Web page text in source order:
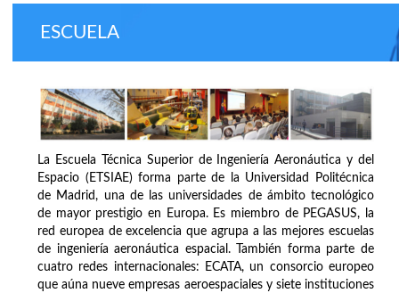
ESCUELA
La Escuela Técnica Superior de Ingeniería Aeronáutica y del
Espacio (ETSIAE) forma parte de la Universidad Politécnica
de Madrid, una de las universidades de ámbito tecnológico
de mayor prestigio en Europa. Es miembro de PEGASUS, la
red europea de excelencia que agrupa a las mejores escuelas
de ingeniería aeronáutica espacial. También forma parte de
cuatro redes internacionales: ECATA, un consorcio europeo
que aúna nueve empresas aeroespaciales y siete instituciones